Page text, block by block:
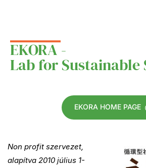
EKORA -
Lab for Sustainable
EKORA HOME PAGE
Non profit szervezet,
alapítva 2010 július 1-